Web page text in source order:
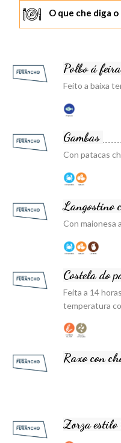
O que che diga
Polbo á feira
Feito a baixa
Gambas
Con patacas
Langostino
Con maionesa
Costela do
Feita a 14
temperatura
Raxo con
Zorza estilo